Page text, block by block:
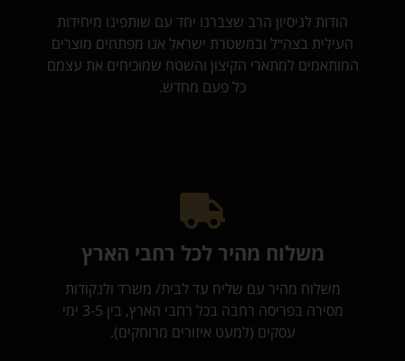
הודות לניסיון הרב שצברנו יחד עם שותפינו מיחידות
העילית בצה״ל ובמשטרת ישראל אנו מפתחים מוצרים
המותאמים למתארי הקיצון והשטח שמוכיחים את עצמם
כל פעם מחדש.
משלוח מהיר לכל רחבי הארץ
משלוח מהיר עם שליח עד לבית/ משרד ולנקודות
מסירה בפריסה רחבה בכל רחבי הארץ, בין 3-5 ימי
עסקים (למעט איזורים מרוחקים).